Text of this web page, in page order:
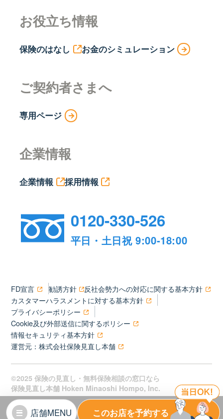
このお店を予約する
店舗MENU
お役立ち情報
保険のはなし お金のシミュレーション
ご契約者さまへ
専用ページ
企業情報
企業情報 採用情報
0120-330-526
平日・土日祝 9:00-18:00
FD宣言 勧誘方針
反社会勢力への対応に関する基本方針
カスタマーハラスメントに対する基本方針
プライバシーポリシー
Cookie及び外部送信に関するポリシー
情報セキュリティ基本方針
運営元：株式会社保険見直し本舗
©2025 保険の見直し・無料保険相談の窓口なら
保険見直し本舗 Hoken Minaoshi Hompo, Inc.